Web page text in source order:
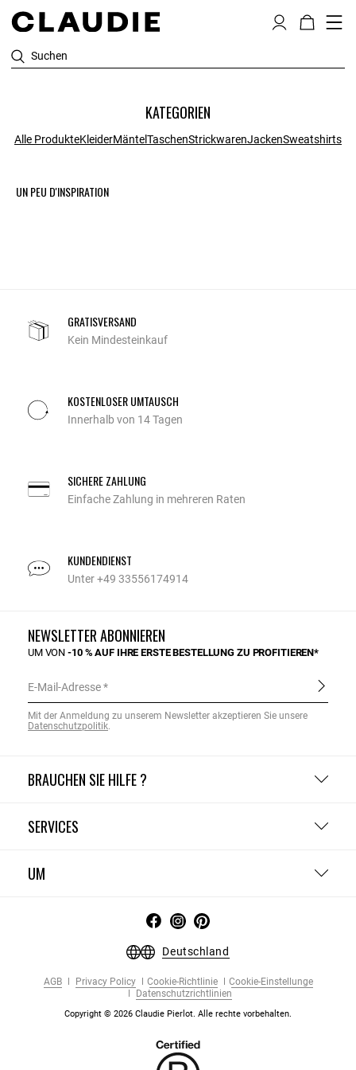
Suchen
KATEGORIEN
Alle ProdukteKleiderMäntelTaschenStrickwarenJackenSweatshirts
UN PEU D'INSPIRATION
GRATISVERSAND
Kein Mindesteinkauf
KOSTENLOSER UMTAUSCH
Innerhalb von 14 Tagen
SICHERE ZAHLUNG
Einfache Zahlung in mehreren Raten
KUNDENDIENST
Unter +49 33556174914
BRAUCHEN SIE HILFE ?
SERVICES
UM
NEWSLETTER ABONNIEREN
UM VON-10 % AUF IHRE ERSTE BESTELLUNG ZU PROFITIEREN*
E-Mail-Adresse
Mit der Anmeldung zu unserem Newsletter akzeptieren Sie unsere
Datenschutzpolitik.
Deutschland
AGB Privacy Policy Cookie-Richtlinie
Cookie-Einstellunge
Datenschutzrichtlinien
Copyright © 2026 Claudie Pierlot. Alle rechte vorbehalten.